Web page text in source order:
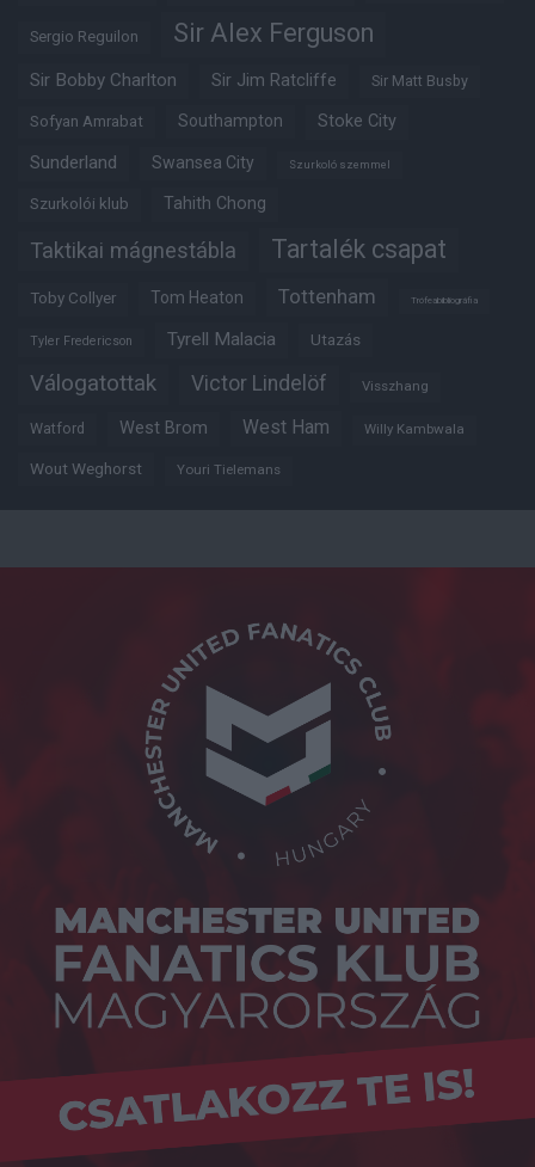
Sergio Reguilon Sir Alex Ferguson
Sir Bobby Charlton Sir Jim Ratcliffe Sir Matt Busby
Sofyan Amrabat Southampton Stoke City
Sunderland Swansea City Szurkoló szemmel
Szurkolói klub Tahith Chong
Taktikai mágnestábla Tartalék csapat
Toby Collyer Tom Heaton Tottenham Trófeabibliográfia
Tyler Fredericson Tyrell Malacia Utazás
Válogatottak Victor Lindelöf Visszhang
Watford West Brom West Ham Willy Kambwala
Wout Weghorst Youri Tielemans